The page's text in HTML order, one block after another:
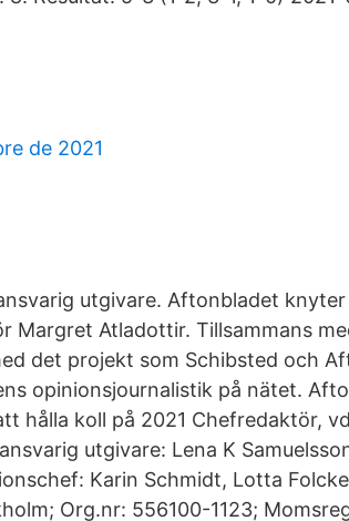
de 2021
utgivare. Aftonbladet
Margret Atladottir. Tillsammans
det projekt som Schibsted och
opinionsjournalistik på nätet.
hålla koll på 2021 Chefredaktör,
utgivare: Lena K
Karin Schmidt, Lotta
Org.nr: 556100-1123;